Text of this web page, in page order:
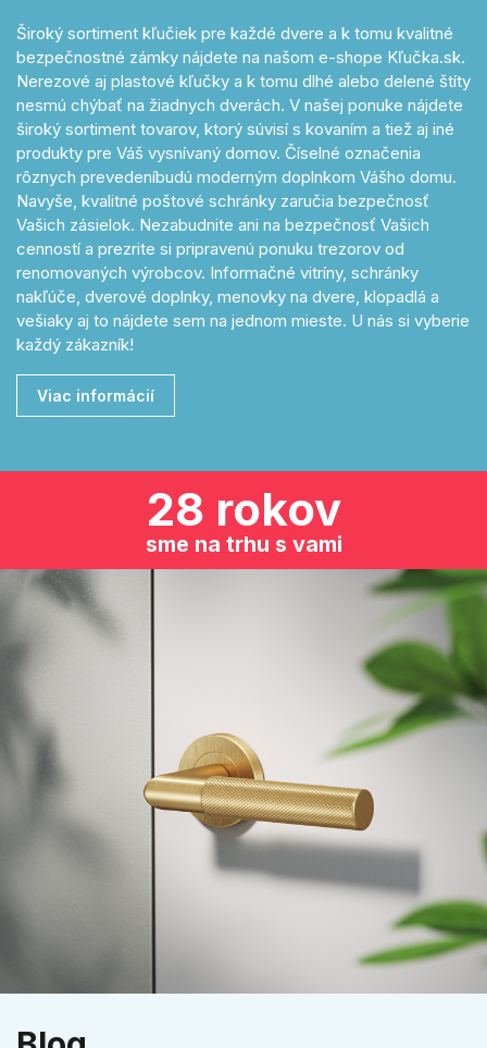
Široký sortiment kľučiek pre každé dvere a k tomu kvalitné
bezpečnostné zámky nájdete na našom e-shope Kľučka.sk.
Nerezové aj plastové kľučky a k tomu dlhé alebo delené štíty
nesmú chýbať na žiadnych dverách. V našej ponuke nájdete
široký sortiment tovarov, ktorý súvisí s kovaním a tiež aj iné
produkty pre Váš vysnívaný domov. Číselné označenia
rôznych prevedeníbudú moderným doplnkom Vášho domu.
Navyše, kvalitné poštové schránky zaručia bezpečnosť
Vašich zásielok. Nezabudnite ani na bezpečnosť Vašich
cenností a prezrite si pripravenú ponuku trezorov od
renomovaných výrobcov. Informačné vitríny, schránky
nakľúče, dverové doplnky, menovky na dvere, klopadlá a
vešiaky aj to nájdete sem na jednom mieste. U nás si vyberie
každý zákazník!
Viac informácií
28 rokov
sme na trhu s vami